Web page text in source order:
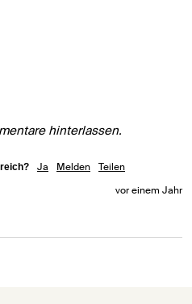
hinterlassen.
Ja Melden
Teilen
vor einem Jahr